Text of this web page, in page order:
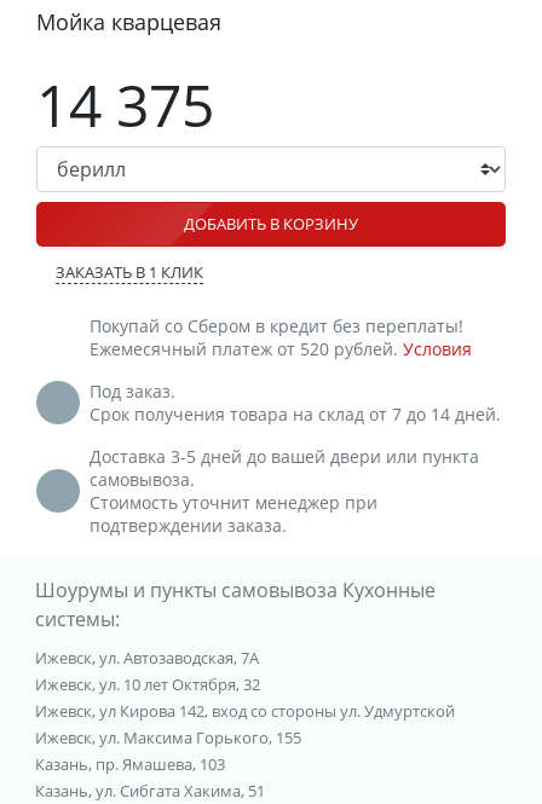
Мойка кварцевая
14 375
ДОБАВИТЬ В КОРЗИНУ
ЗАКАЗАТЬ В 1 КЛИК
Покупай со Сбером в кредит без переплаты!
Ежемесячный платеж от 520 рублей. Условия
Под заказ.
Срок получения товара на склад от 7 до 14 дней.
Доставка 3-5 дней до вашей двери или пункта
самовывоза.
Стоимость уточнит менеджер при
подтверждении заказа.
Шоурумы и пункты самовывоза Кухонные
системы:
Ижевск, ул. Автозаводская, 7А
Ижевск, ул. 10 лет Октября, 32
Ижевск, ул Кирова 142, вход со стороны ул. Удмуртской
Ижевск, ул. Максима Горького, 155
Казань, пр. Ямашева, 103
Казань, ул. Сибгата Хакима, 51